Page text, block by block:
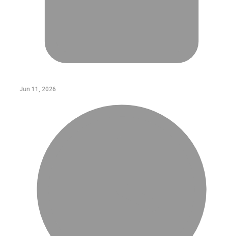
Jun 11, 2026